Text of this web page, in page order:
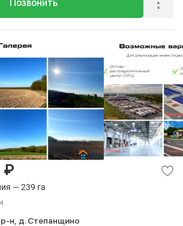
Позвонить
— 239 га
₽
н, д. Степанщино